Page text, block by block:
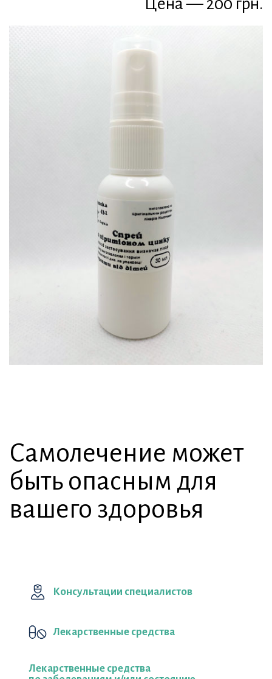
Консультации специалистов
Лекарственные средства
Лекарственные средства
Самолечение может
быть опасным для
вашего здоровья